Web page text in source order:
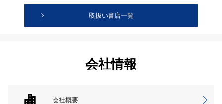
取扱い書店一覧
会社情報
会社概要